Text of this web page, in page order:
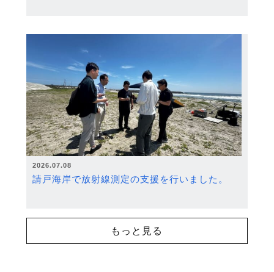
2026.07.08
請戸海岸で放射線測定の支援を行いました。
もっと見る